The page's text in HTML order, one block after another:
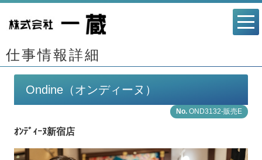
仕事情報詳細
Ondine（オンディーヌ）
OND3132-販売E
ｵﾝﾃﾞｨｰﾇ新宿店